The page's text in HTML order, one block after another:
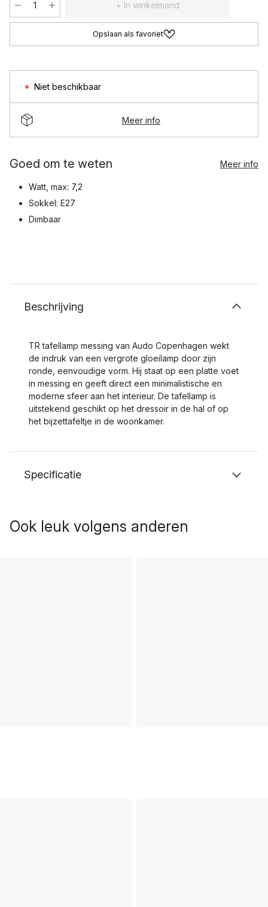
+ In winkelmand
Opslaan als favoriet
Niet beschikbaar
Meer info
Goed om te weten Meer info
Watt, max: 7,2
Sokkel: E27
Dimbaar
Beschrijving
TR tafellamp messing van Audo Copenhagen wekt
de indruk van een vergrote gloeilamp door zijn
ronde, eenvoudige vorm. Hij staat op een platte voet
in messing en geeft direct een minimalistische en
moderne sfeer aan het interieur. De tafellamp is
uitstekend geschikt op het dressoir in de hal of op
het bijzettafeltje in de woonkamer.
Specificatie
Ook leuk volgens anderen